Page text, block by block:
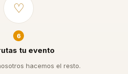
♡
6
tu evento
hacemos el resto.